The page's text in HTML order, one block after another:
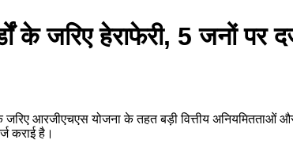
के जरिए हेराफेरी, 5 जनों पर
जरिए आरजीएचएस योजना के तहत बड़ी वित्तीय अनियमितताओं
कराई है।